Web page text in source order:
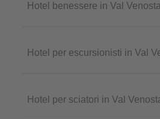
Hotel benessere in Val Venosta
Hotel per escursionisti in Val
Hotel per sciatori in Val